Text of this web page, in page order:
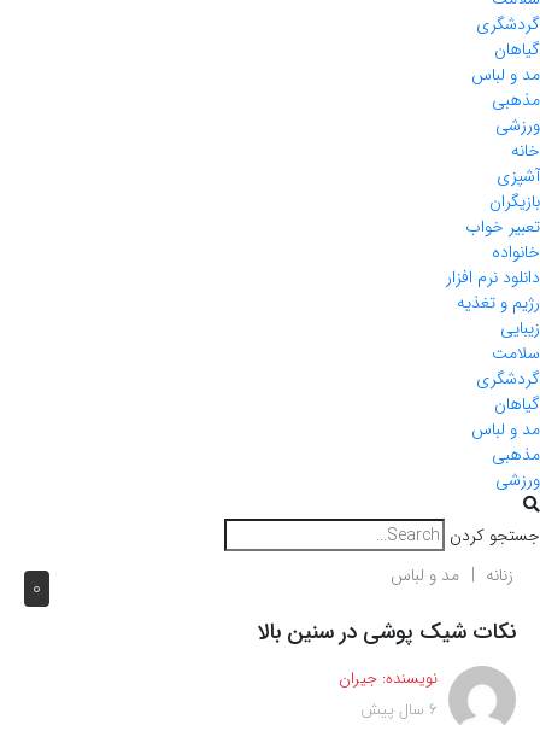
گردشگری
گیاهان
مد و لباس
مذهبی
ورزشی
خانه
آشپزی
بازیگران
تعبیر خواب
خانواده
دانلود نرم افزار
رژیم و تغذیه
زیبایی
سلامت
گردشگری
گیاهان
مد و لباس
مذهبی
ورزشی
جستجو کردن
0 زنانه مد و لباس
نکات شیک پوشی در سنین بالا
نویسنده: جیران
6 سال پیش